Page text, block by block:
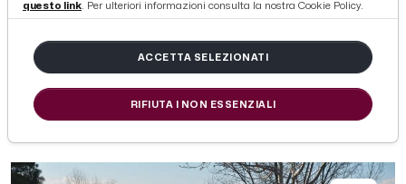
Montegranaro, successo nel giorno
di Santo Stefano con il ciclocross
domenica 29 dicembre 2019
questo link. Per ulteriori informazioni consulta la nostra Cookie Policy.
ACCETTA SELEZIONATI
RIFIUTA I NON ESSENZIALI